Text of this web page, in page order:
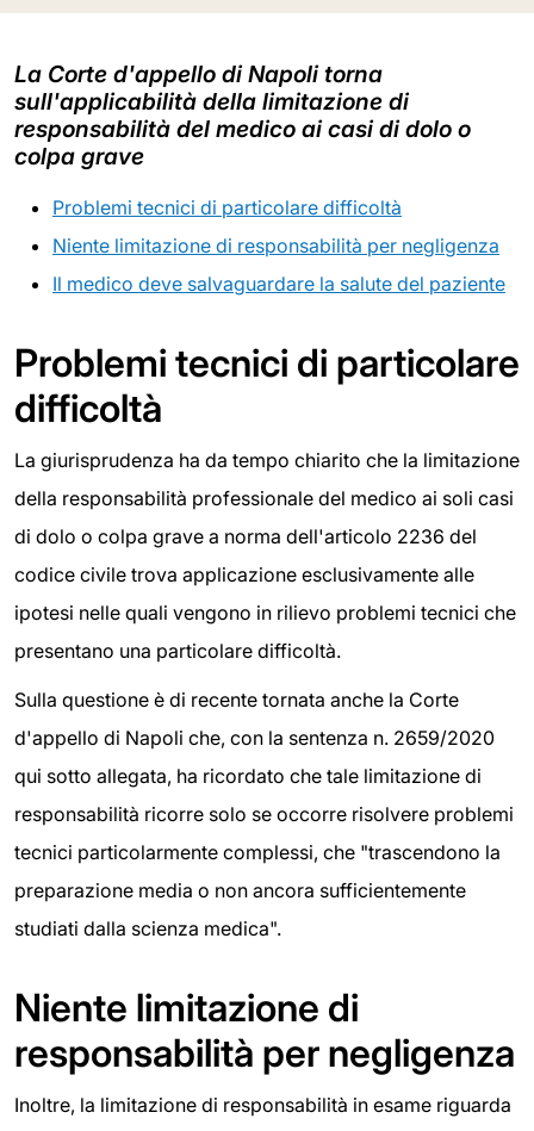
La Corte d'appello di Napoli torna
sull'applicabilità della limitazione di
responsabilità del medico ai casi di dolo o
colpa grave
Problemi tecnici di particolare difficoltà
Niente limitazione di responsabilità per negligenza
Il medico deve salvaguardare la salute del paziente
Problemi tecnici di particolare
difficoltà
La giurisprudenza ha da tempo chiarito che la limitazione
della responsabilità professionale del medico ai soli casi
di dolo o colpa grave a norma dell'articolo 2236 del
codice civile trova applicazione esclusivamente alle
ipotesi nelle quali vengono in rilievo problemi tecnici che
presentano una particolare difficoltà.
Sulla questione è di recente tornata anche la Corte
d'appello di Napoli che, con la sentenza n. 2659/2020
qui sotto allegata, ha ricordato che tale limitazione di
responsabilità ricorre solo se occorre risolvere problemi
tecnici particolarmente complessi, che "trascendono la
preparazione media o non ancora sufficientemente
studiati dalla scienza medica".
Niente limitazione di
responsabilità per negligenza
Inoltre, la limitazione di responsabilità in esame riguarda